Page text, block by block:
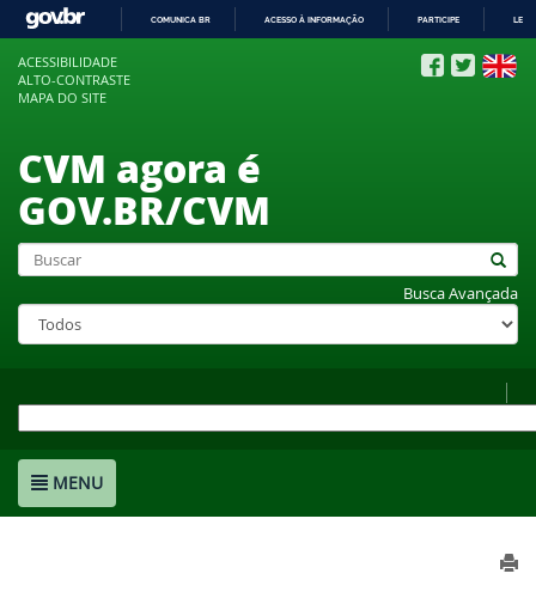
COMUNICA BR ACESSO À INFORMAÇÃO PARTICIPE
ACESSIBILIDADE
ALTO-CONTRASTE
MAPA DO SITE
CVM agora é
GOV.BR/CVM
Busca Avançada
MENU